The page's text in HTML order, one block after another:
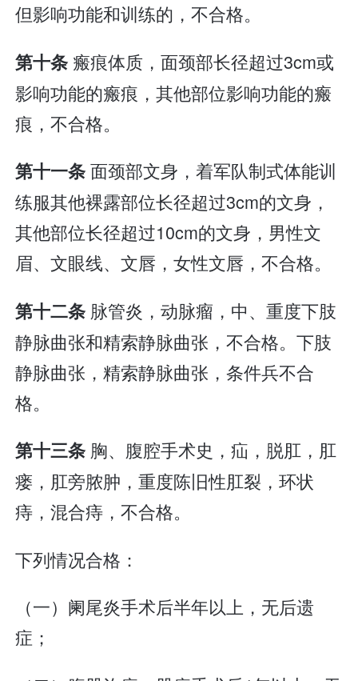
但影响功能和训练的，不合格。
第十条 瘢痕体质，面颈部长径超过3cm或
影响功能的瘢痕，其他部位影响功能的瘢
痕，不合格。
第十一条面颈部文身，着军队制式体能训
练服其他裸露部位长径超过3cm的文身，
其他部位长径超过10cm的文身，男性文
眉、文眼线、文唇，女性文唇，不合格。
第十二条 脉管炎，动脉瘤，中、重度下肢
静脉曲张和精索静脉曲张，不合格。下肢
静脉曲张，精索静脉曲张，条件兵不合
格。
第十三条 胸、腹腔手术史，疝，脱肛，肛
瘘，肛旁脓肿，重度陈旧性肛裂，环状
痔，混合痔，不合格。
下列情况合格：
（一）阑尾炎手术后半年以上，无后遗
症；